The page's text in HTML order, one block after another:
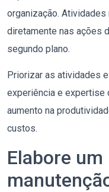
organização.
diretamente nas ações
segundo plano.
Priorizar as atividades
experiência e expertise
aumento na
custos.
Elabore um